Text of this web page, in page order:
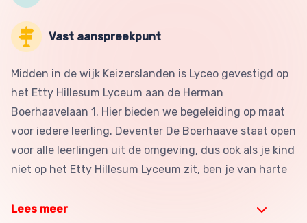
Vast aanspreekpunt
Midden in de wijk Keizerslanden is Lyceo gevestigd op
het Etty Hillesum Lyceum aan de Herman
Boerhaavelaan 1. Hier bieden we begeleiding op maat
voor iedere leerling. Deventer De Boerhaave staat open
voor alle leerlingen uit de omgeving, dus ook als je kind
niet op het Etty Hillesum Lyceum zit, ben je van harte
Lees meer